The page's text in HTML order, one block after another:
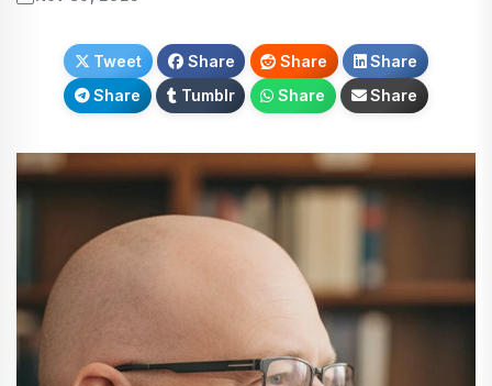
Tweet Share Share
Share
Share
Tumblr Share Share